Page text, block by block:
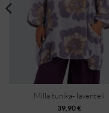
Milla tunika- laventeli
39,90€